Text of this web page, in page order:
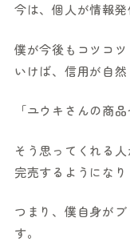
今は、個人が情報発
僕が今後もコツコ
いけば、信用が自然
「ユウキさんの商
そう思ってくれる
完売するようになり
つまり、僕自身が
す。